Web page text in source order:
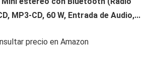
MP3-CD, 60 W, Entrada de Audio,...
precio en Amazon